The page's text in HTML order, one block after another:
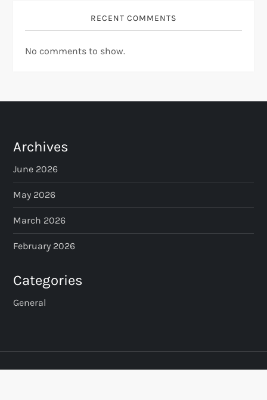
RECENT COMMENTS
No comments to show.
Archives
June 2026
May 2026
March 2026
February 2026
Categories
General